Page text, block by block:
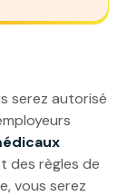
serez autorisé
des règles de
vous serez